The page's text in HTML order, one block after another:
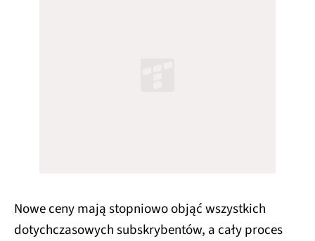
Nowe ceny mają stopniowo objąć wszystkich
dotychczasowych subskrybentów, a cały proces